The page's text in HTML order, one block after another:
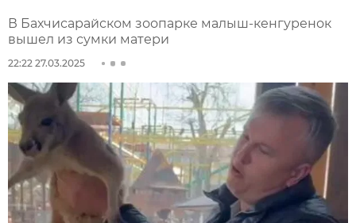
В Бахчисарайском зоопарке малыш-кенгуренок
вышел из сумки матери
22:22 27.03.2025